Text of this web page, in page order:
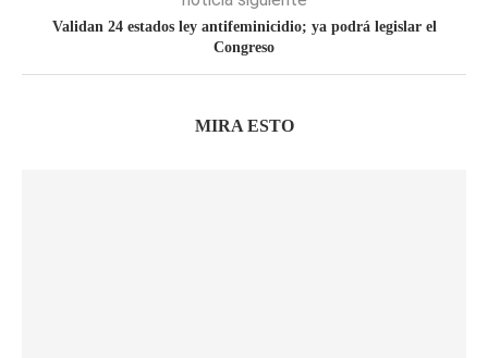
Validan 24 estados ley antifeminicidio; ya podrá legislar el
Congreso
MIRA ESTO